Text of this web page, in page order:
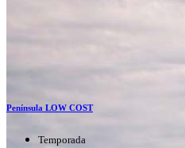
Península LOW COST
Temporada